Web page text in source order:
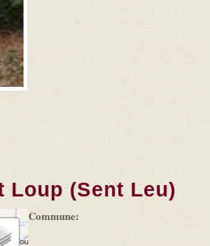
Loup (Sent Leu)
Commune: